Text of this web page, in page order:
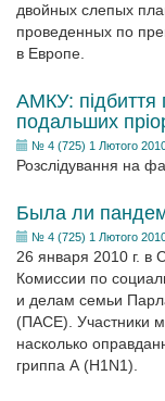
двойных слепых
проведенных по
в Европе.
АМКУ: підбиття
подальших
№ 4 (725) 1 Лютого
Розслідування на
Была ли
№ 4 (725) 1 Лютого
26 января 2010 г. в
Комиссии по
и делам семьи
(ПACE). Участники
насколько
гриппа А (H1N1).